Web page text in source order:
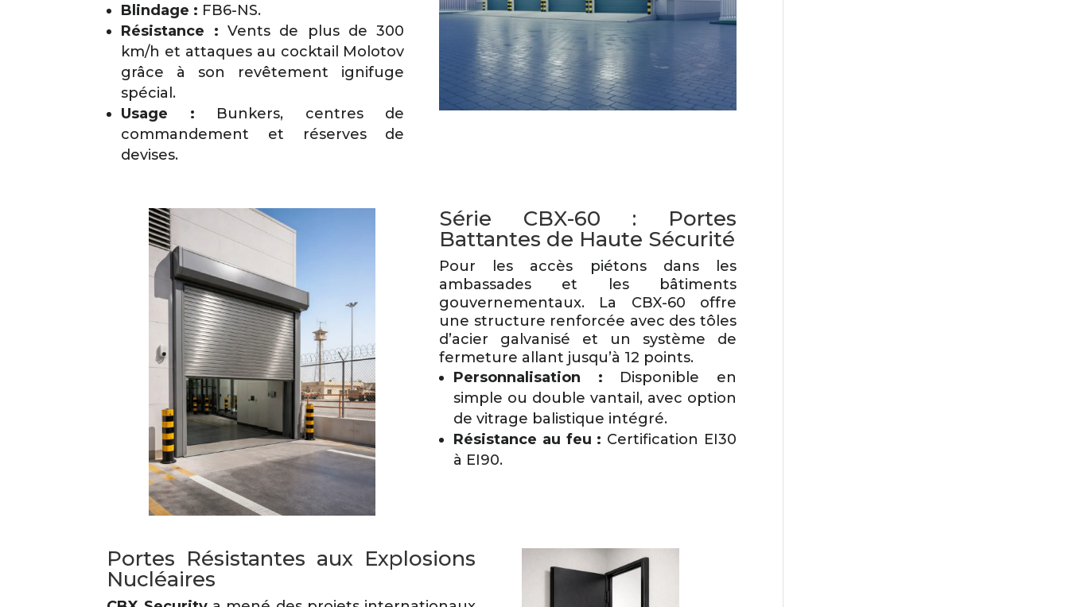
Blindage : FB6-NS.
Résistance : Vents de plus de 300
km/h et attaques au cocktail Molotov
grâce à son revêtement ignifuge
spécial.
Usage : Bunkers, centres de
commandement et réserves de
devises.
Série CBX-60 : Portes
Battantes de Haute Sécurité
Pour les accès piétons dans les
ambassades et les bâtiments
gouvernementaux. La CBX-60 offre
une structure renforcée avec des tôles
d’acier galvanisé et un système de
fermeture allant jusqu’à 12 points.
Personnalisation : Disponible en
simple ou double vantail, avec option
de vitrage balistique intégré.
Résistance au feu : Certification EI30
à EI90.
Portes Résistantes aux Explosions
Nucléaires